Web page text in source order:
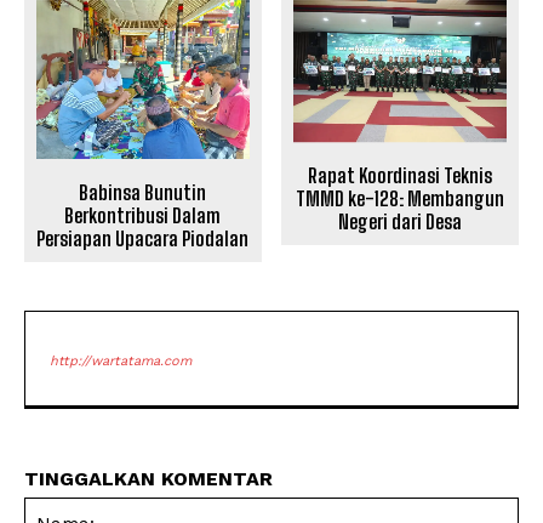
Babinsa Bunutin
Berkontribusi Dalam
Persiapan Upacara Piodalan
Rapat Koordinasi Teknis
TMMD ke-128: Membangun
Negeri dari Desa
http://wartatama.com
TINGGALKAN KOMENTAR